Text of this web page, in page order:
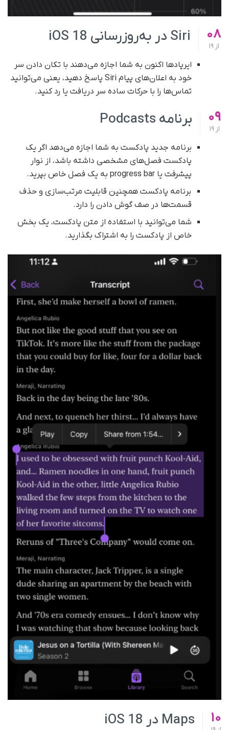
08
از
Siri در به‌روزرسانی iOS 18
ایرپادها اکنون به شما اجازه می‌دهند با تکان دادن سر
خود به اعلان‌های پیام Siri پاسخ دهید، یعنی می‌توانید
تماس‌ها را با حرکات ساده سر دریافت یا رد کنید.
09
از
برنامه Podcasts
برنامه جدید پادکست به شما اجازه می‌دهد اگر یک
پادکست فصل‌های مشخصی داشته باشد، از نوار
پیشرفت یا progress bar به یک فصل خاص بپرید.
برنامه پادکست همچنین قابلیت مرتب‌سازی و حذف
قسمت‌ها در صف گوش دادن را دارد.
شما می‌توانید با استفاده از متن پادکست، یک بخش
خاص از پادکست را به اشتراک بگذارید.
10 Maps در iOS 18